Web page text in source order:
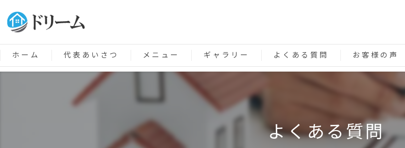
ホーム 代表あいさつ メニュー ギャラリー よくある質問 お客様の声
よくある質問